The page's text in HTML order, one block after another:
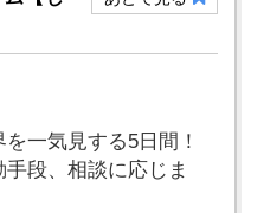
一気見する5日間！
段、相談に応じま